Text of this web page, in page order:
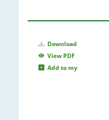
Download
View PDF
Add to my